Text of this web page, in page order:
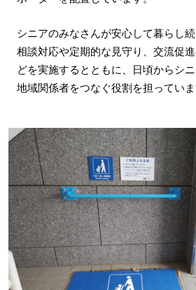
シニアのみなさんが安心して暮らし
相談対応や定期的な見守り、交流促
どを実施するとともに、日頃からシ
地域関係者をつなぐ役割を担っていま